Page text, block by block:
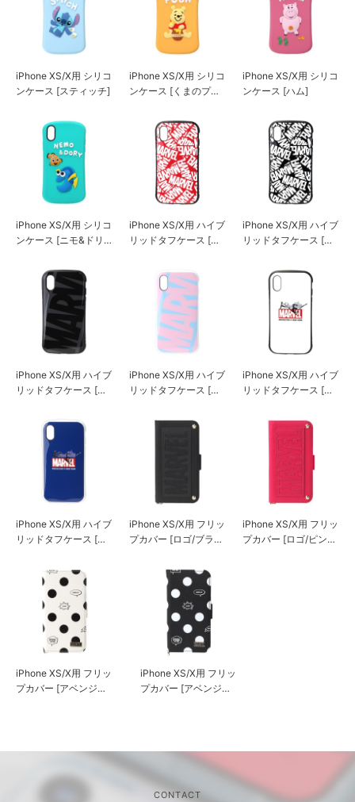
iPhone XS/X用 シリコ
ンケース [スティッチ]
iPhone XS/X用 シリコ
ンケース [くまのプー
iPhone XS/X用 シリコ
ンケース [ハム]
iPhone XS/X用 シリコ
ンケース [ニモ&ドリ
iPhone XS/X用 ハイブ
リッドタフケース [ロ
iPhone XS/X用 ハイブ
リッドタフケース [ロ
iPhone XS/X用 ハイブ
リッドタフケース [ロ
iPhone XS/X用 ハイブ
リッドタフケース [ロ
iPhone XS/X用 ハイブ
リッドタフケース [ス
iPhone XS/X用 ハイブ
リッドタフケース [ス
iPhone XS/X用 フリッ
プカバー [ロゴ/ブラッ
iPhone XS/X用 フリッ
プカバー [ロゴ/ピン
iPhone XS/X用 フリッ
プカバー [アベンジャ
iPhone XS/X用 フリッ
プカバー [アベンジャ
CONTACT